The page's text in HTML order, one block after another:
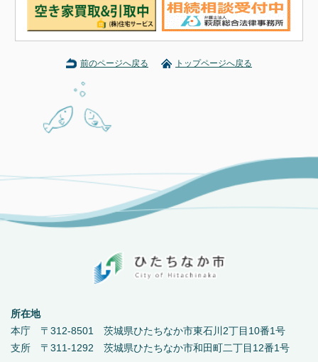
前のページへ戻る トップページへ戻る
所在地
本庁 〒312-8501 茨城県ひたちなか市東石川2丁目10番1号
支所 〒311-1292 茨城県ひたちなか市和田町二丁目12番1号